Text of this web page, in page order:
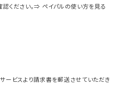
認ください。⇒ ペイパルの使い方を見る
ービスより請求書を郵送させていただき